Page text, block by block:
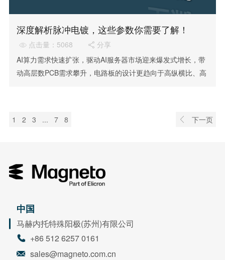
深度解析脉冲电镀，这些参数你需要了解！
 点击量：5068  分享
AI算力需求快速扩张，驱动AI服务器市场迎来爆发式增长，带
动高层数PCB需求攀升，电路板的设计更趋向于高纵横比、高
1 2 3 ... 7 8  下一页
中国
马赫内托特殊阳极(苏州)有限公司
+86 512 6257 0161
sales@magneto.com.cn